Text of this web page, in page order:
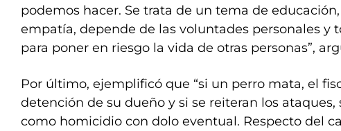
podemos hacer. Se trata de un tema de
empatía, depende de las voluntades personales y
para poner en riesgo la vida de otras personas”,
Por último, ejemplificó que “si un perro mata, el
detención de su dueño y si se reiteran los
como homicidio con dolo eventual. Respecto del